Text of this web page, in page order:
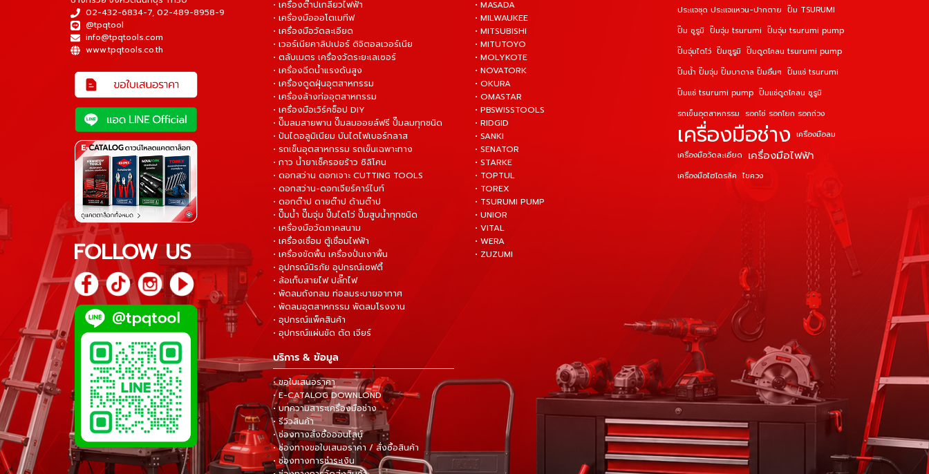
02-432-6834-7, 02-489-8958-9
@tpqtool
info@tpqtools.com
www.tpqtools.co.th
FOLLOW US
• เครื่องต๊าปเกลียวไฟฟ้า
• เครื่องมือออโตเมทีฟ
• เครื่องมือวัดละเอียด
• เวอร์เนียคาลิปเปอร์ ดิจิตอลเวอร์เนีย
• ตลับเมตร เครื่องวัดระยะเลเซอร์
• เครื่องฉีดน้ำแรงดันสูง
• เครื่องดูดฝุ่นอุตสาหกรรม
• เครื่องล้างท่ออุตสาหกรรม
• เครื่องมือเวิร์คช็อป DIY
• ปั๊มลมสายพาน ปั๊มลมออยล์ฟรี ปั๊มลมทุกชนิด
• ปันไดอลูมิเนียม บันไดไฟเบอร์กลาส
• รถเข็นอุตสาหกรรม รถเข็นเฉพาะทาง
• กาว น้ำยาเช็ครอยร้าว ซิลิโคน
• ดอกสว่าน ดอกเจาะ CUTTING TOOLS
• ดอกสว่าน-ดอกเจียร์คาร์ไบท์
• ดอกต๊าป ดายต๊าป ด้ามต๊าป
• ปั๊มน้ำ ปั๊มจุ่ม ปั๊มไดโว่ ปั๊มสูบน้ำทุกชนิด
• เครื่องมือวัดภาคสนาม
• เครื่องเชื่อม ตู้เชื่อมไฟฟ้า
• เครื่องขัดพื้น เครื่องปั่นเงาพื้น
• อุปกรณ์นิรภัย อุปกรณ์เซฟตี้
• ล้อเก็บสายไฟ ปลั๊กไฟ
• พัดลมถังกลม ท่อลมระบายอากาศ
• พัดลมอุตสาหกรรม พัดลมโรงงาน
• อุปกรณ์แพ็คสินค้า
• อุปกรณ์แผ่นขัด ตัด เจียร์
• MASADA
• MILWAUKEE
• MITSUBISHI
• MITUTOYO
• MOLYKOTE
• NOVATORK
• OKURA
• OMASTAR
• PBSWISSTOOLS
• RIDGID
• SANKI
• SENATOR
• STARKE
• TOPTUL
• TOREX
• TSURUMI PUMP
• UNIOR
• VITAL
• WERA
• ZUZUMI
บริการ & ข้อมูล
• ขอใบเสนอราคา
• E-CATALOG DOWNLOND
• บทความสาระเครื่องมือช่าง
• รีวิวสินค้า
• ช่องทางสั่งซื้อออนไลน์
• ช่องทางขอใบเสนอราคา / สั่งซื้อสินค้า
• ช่องทางการชำระเงิน
ประแจชุด ประแจแหวน-ปากตาย ปั๊ม TSURUMI
ปั๊ม ซูรูมิ ปั๊มจุ่ม tsurumi ปั๊มจุ่ม tsurumi pump
ปั๊มจุ่มไดโว่ ปั๊มซูรูมิ ปั๊มดูดโคลน tsurumi pump
ปั๊มน้ำ ปั๊มจุ่ม ปั๊มบาดาล ปั๊มอื่นๆ ปั๊มแช่ tsurumi
ปั๊มแช่ tsurumi pump ปั๊มแช่ดูดโคลน ซูรูมิ
รถเข็นอุตสาหกรรม รอกโซ่ รอกโยก รอกถ่วง
เครื่องมือช่าง เครื่องมือลม
เครื่องมือวัดละเอียด เครื่องมือไฟฟ้า
เครื่องมือไฮโดรลิค ไขควง